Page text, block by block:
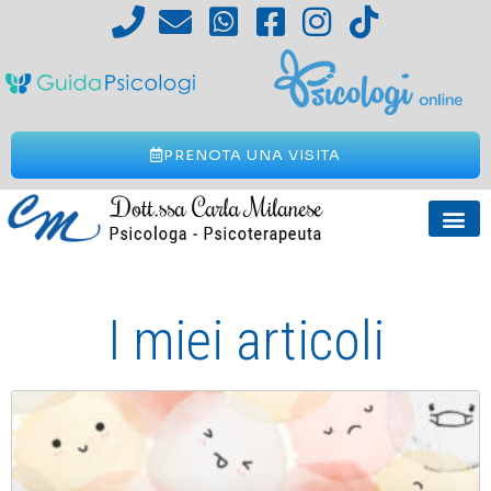
PRENOTA UNA VISITA
I miei articoli